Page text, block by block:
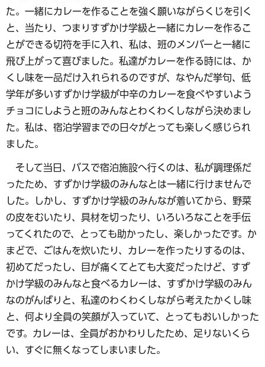
た。一緒にカレーを作ることを強く願いながらくじを引く
と、当たり、つまりすずかけ学級と一緒にカレーを作るこ
とができる切符を手に入れ、私は、班のメンバーと一緒に
飛び上がって喜びました。私達がカレーを作る時には、か
くし味を一品だけ入れられるのですが、なやんだ挙句、低
学年が多いすずかけ学級が中辛のカレーを食べやすいよう
チョコにしようと班のみんなとわくわくしながら決めまし
た。私は、宿泊学習までの日々がとっても楽しく感じられ
ました。
そして当日、バスで宿泊施設へ行くのは、私が調理係だ
ったため、すずかけ学級のみんなとは一緒に行けませんで
した。しかし、すずかけ学級のみんなが着いてから、野菜
の皮をむいたり、具材を切ったり、いろいろなことを手伝
ってくれたので、とっても助かったし、楽しかったです。か
まどで、ごはんを炊いたり、カレーを作ったりするのは、
初めてだったし、目が痛くてとても大変だったけど、すず
かけ学級のみんなと食べるカレーは、すずかけ学級のみん
なのがんばりと、私達のわくわくしながら考えたかくし味
と、何より全員の笑顔が入っていて、とってもおいしかった
です。カレーは、全員がおかわりしたため、足りないくら
い、すぐに無くなってしまいました。